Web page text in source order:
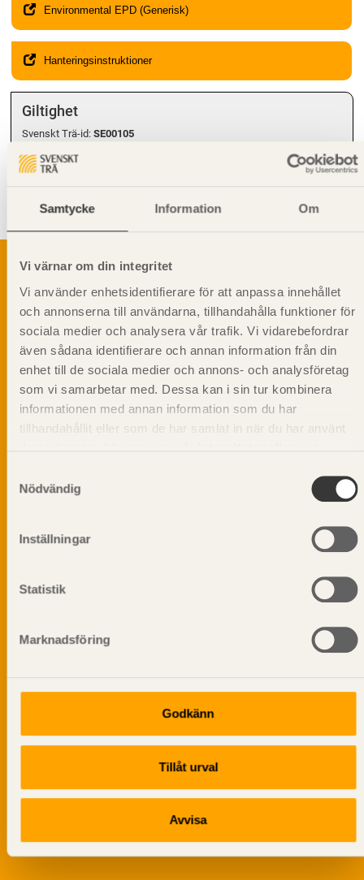
Samtycke Information Om
Vi värnar om din integritet
Vi använder enhetsidentifierare för att anpassa innehållet
och annonserna till användarna, tillhandahålla funktioner för
sociala medier och analysera vår trafik. Vi vidarebefordrar
även sådana identifierare och annan information från din
enhet till de sociala medier och annons- och analysföretag
som vi samarbetar med. Dessa kan i sin tur kombinera
informationen med annan information som du har
tillhandahållit eller som de har samlat in när du har använt
Nödvändig
Inställningar
Statistik
Marknadsföring
Godkänn
Tillåt urval
Avvisa
Environmental EPD (Generisk)
Hanteringsinstruktioner
Giltighet
Svenskt Trä-id: SE00105
användas i
Svenskt Träs Produktkatalog är svensk
sågverksnärings digitala produktkatalog för att
beskriva träprodukter och deras unika
egenskaper.
Dela på
Vi värnar om personlig integritet vilket innebär att dina
Genom att klicka på skicka lämnar du ditt samtycke.
Läs vårintegritetspolicy.